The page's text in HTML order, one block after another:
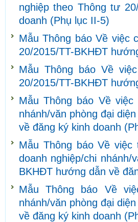
nghiệp theo Thông tư
doanh (Phụ lục II-5)
Mẫu Thông báo Về việc
20/2015/TT-BKHĐT
Mẫu Thông báo Về
20/2015/TT-BKHĐT
Mẫu Thông báo Về
nhánh/văn phòng đại
về đăng ký kinh doanh
Mẫu Thông báo Về
doanh nghiệp/chi nhánh/
BKHĐT hướng dẫn về
Mẫu Thông báo Về
nhánh/văn phòng đại
về đăng ký kinh doanh